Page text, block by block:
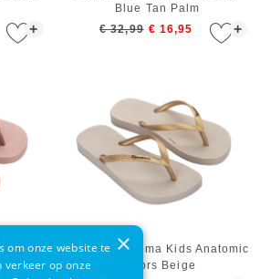
+ +
Blue Tan Palm
€ 32,99 € 16,95
Slipper Ipanema Kids Anatomic
Colors Beige
×
om onze website te
op onze